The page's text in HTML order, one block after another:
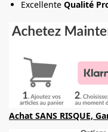
Excellente Qualité
Achat SANS RISQUE,